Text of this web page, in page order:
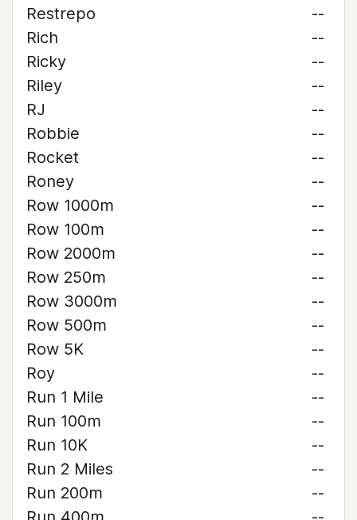
Restrepo
--
Rich
--
Ricky
--
Riley
--
RJ
--
Robbie
--
Rocket
--
Roney
--
Row 1000m
--
Row 100m
--
Row 2000m
--
Row 250m
--
Row 3000m
--
Row 500m
--
Row 5K
--
Roy
--
Run 1 Mile
--
Run 100m
--
Run 10K
--
Run 2 Miles
--
Run 200m
--